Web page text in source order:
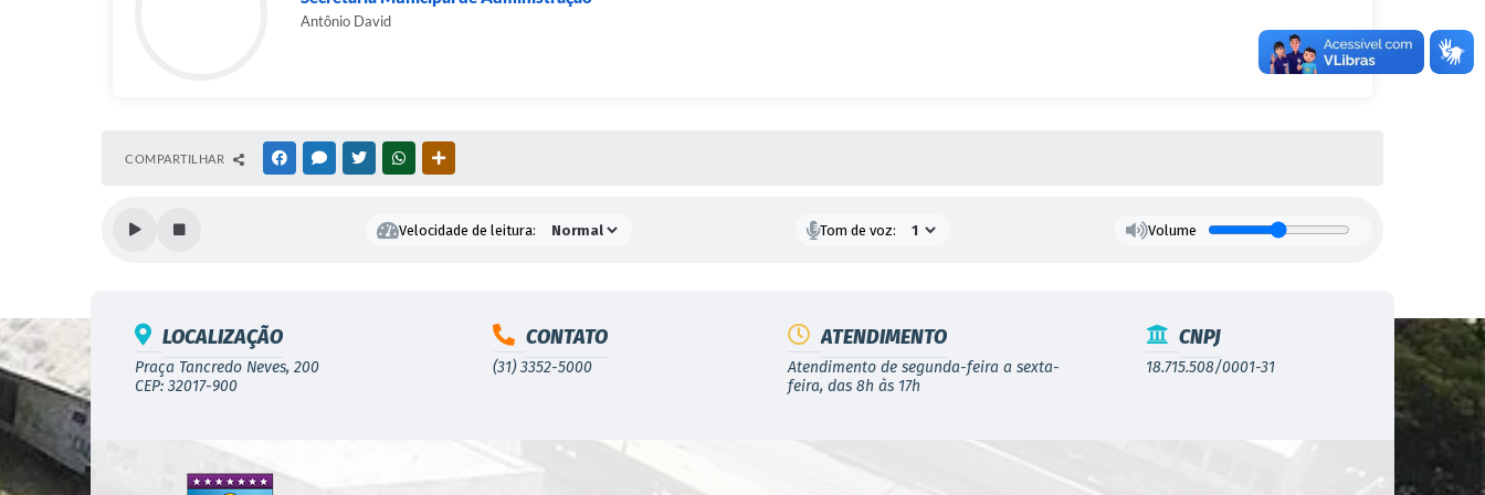
Antônio David
COMPARTILHAR FACEBOOKMESSENGER
TWITTERWHATSAPP
Velocidade de leitura: Tom de voz: Volume
LOCALIZAÇÃO
Praça Tancredo Neves, 200
CEP: 32017-900
CONTATO
(31) 3352-5000
ATENDIMENTO
Atendimento de segunda-feira a sexta-
feira, das 8h às 17h
CNPJ
18.715.508/0001-31